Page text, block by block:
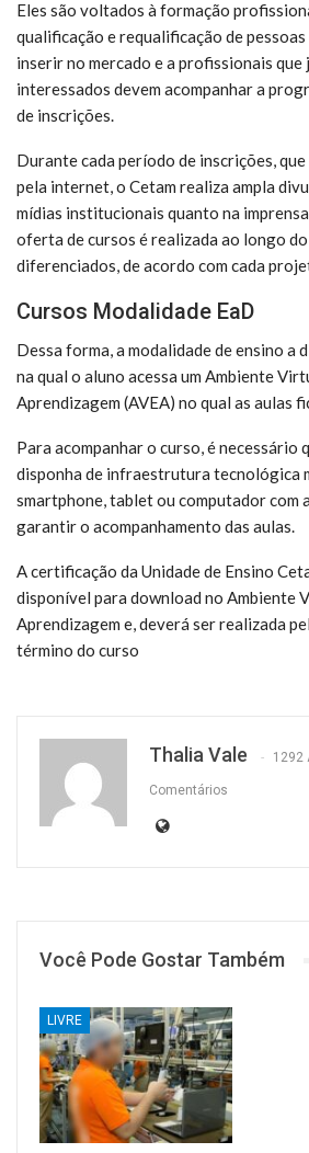
Eles são voltados à formação
qualificação e requalificação de
inserir no mercado e a profissionais que
interessados devem acompanhar a
de inscrições.
Durante cada período de inscrições,
pela internet, o Cetam realiza ampla
mídias institucionais quanto na
oferta de cursos é realizada ao longo
diferenciados, de acordo com cada
Cursos Modalidade EaD
Dessa forma, a modalidade de ensino a
na qual o aluno acessa um Ambiente
Aprendizagem (AVEA) no qual as aulas
Para acompanhar o curso, é necessário
disponha de infraestrutura tecnológica
smartphone, tablet ou computador com
garantir o acompanhamento das aulas.
A certificação da Unidade de Ensino
disponível para download no Ambiente
Aprendizagem e, deverá ser realizada
término do curso
Thalia Vale 1292
Comentários
Você Pode Gostar Também
LIVRE